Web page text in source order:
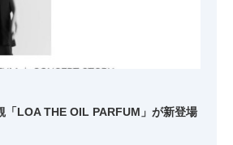
「LOA THE OIL PARFUM」が新登場